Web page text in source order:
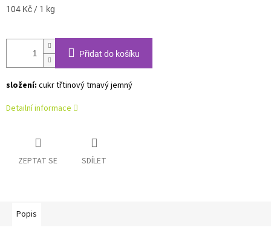
Měrná
104 Kč / 1 kg
Přidat do košíku
složení: cukr třtinový tmavý jemný
Detailní informace
ZEPTAT SE SDÍLET
Popis